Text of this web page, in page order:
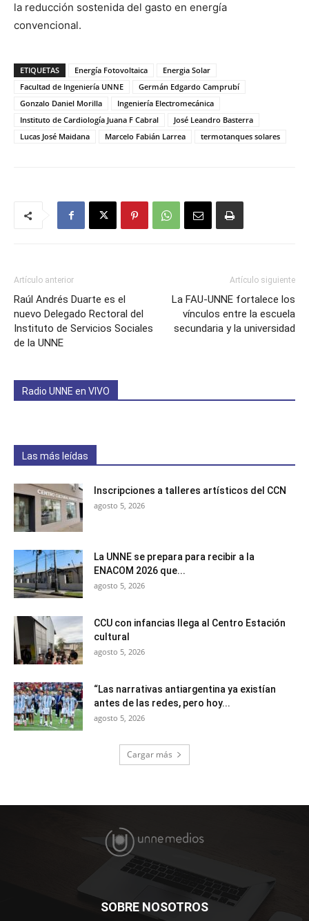
la reducción sostenida del gasto en energía
convencional.
ETIQUETAS Energía Fotovoltaica
Energia Solar
Facultad de Ingeniería UNNE
Germán Edgardo Camprubí
Gonzalo Daniel Morilla
Ingeniería Electromecánica
Instituto de Cardiología Juana F Cabral
José Leandro Basterra
Lucas José Maidana
Marcelo Fabián Larrea termotanques solares
Artículo anterior
Raúl Andrés Duarte es el
nuevo Delegado Rectoral del
Instituto de Servicios Sociales
de la UNNE
Artículo siguiente
La FAU-UNNE fortalece los
vínculos entre la escuela
secundaria y la universidad
Radio UNNE en VIVO
Las más leídas
Inscripciones a talleres artísticos del CCN
agosto 5, 2026
La UNNE se prepara para recibir a la
ENACOM 2026 que...
agosto 5, 2026
CCU con infancias llega al Centro Estación
cultural
agosto 5, 2026
“Las narrativas antiargentina ya existían
antes de las redes, pero hoy...
agosto 5, 2026
Cargar más
SOBRE NOSOTROS